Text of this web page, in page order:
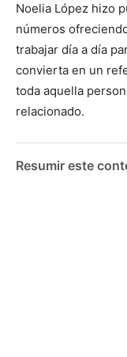
Noelia López hizo
números
trabajar día a día
convierta en un
toda aquella
relacionado.
Resumir este